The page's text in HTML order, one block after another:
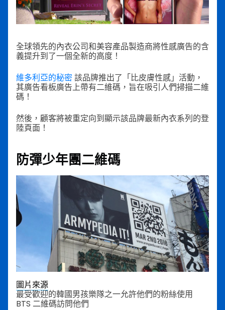
全球領先的內衣公司和美容產品製造商將性感廣告的含
義提升到了一個全新的高度！
維多利亞的秘密 該品牌推出了「比皮膚性感」活動，
其廣告看板廣告上帶有二維碼，旨在吸引人們掃描二維
碼！
然後，顧客將被重定向到顯示該品牌最新內衣系列的登
陸頁面！
防彈少年團二維碼
圖片來源
最受歡迎的韓國男孩樂隊之一允許他們的粉絲使用
BTS 二維碼訪問他們